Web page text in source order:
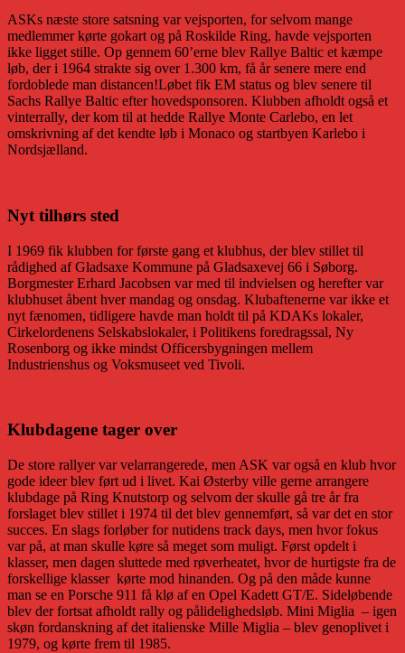
ASKs næste store satsning var vejsporten, for selvom mange
medlemmer kørte gokart og på Roskilde Ring, havde vejsporten
ikke ligget stille. Op gennem 60’erne blev Rallye Baltic et kæmpe
løb, der i 1964 strakte sig over 1.300 km, få år senere mere end
fordoblede man distancen!Løbet fik EM status og blev senere til
Sachs Rallye Baltic efter hovedsponsoren. Klubben afholdt også et
vinterrally, der kom til at hedde Rallye Monte Carlebo, en let
omskrivning af det kendte løb i Monaco og startbyen Karlebo i
Nordsjælland.
Nyt tilhørs sted
I 1969 fik klubben for første gang et klubhus, der blev stillet til
rådighed af Gladsaxe Kommune på Gladsaxevej 66 i Søborg.
Borgmester Erhard Jacobsen var med til indvielsen og herefter var
klubhuset åbent hver mandag og onsdag. Klubaftenerne var ikke et
nyt fænomen, tidligere havde man holdt til på KDAKs lokaler,
Cirkelordenens Selskabslokaler, i Politikens foredragssal, Ny
Rosenborg og ikke mindst Officersbygningen mellem
Industrienshus og Voksmuseet ved Tivoli.
Klubdagene tager over
De store rallyer var velarrangerede, men ASK var også en klub hvor
gode ideer blev ført ud i livet. Kai Østerby ville gerne arrangere
klubdage på Ring Knutstorp og selvom der skulle gå tre år fra
forslaget blev stillet i 1974 til det blev gennemført, så var det en stor
succes. En slags forløber for nutidens track days, men hvor fokus
var på, at man skulle køre så meget som muligt. Først opdelt i
klasser, men dagen sluttede med røverheatet, hvor de hurtigste fra de
forskellige klasser kørte mod hinanden. Og på den måde kunne
man se en Porsche 911 få klø af en Opel Kadett GT/E. Sideløbende
blev der fortsat afholdt rally og pålidelighedsløb. Mini Miglia – igen
skøn fordanskning af det italienske Mille Miglia – blev genoplivet i
1979, og kørte frem til 1985.